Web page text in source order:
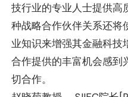
技行业的专业人士提供高
种战略合作伙伴关系还将
业知识来增强其金融科技
合作提供的丰富机会感到
切合作。